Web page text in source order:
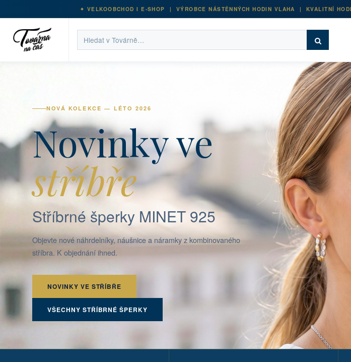
VELKOOBCHOD I E-SHOP | VÝROBCE NÁSTĚNNÝCH HODIN VLAHA | KVALITNÍ
NOVÁ KOLEKCE — LÉTO 2026
Novinky ve
stříbře
Stříbrné šperky MINET 925
Objevte nové náhrdelníky, náušnice a náramky z kombinovaného
stříbra. K objednání ihned.
NOVINKY VE STŘÍBŘE
VŠECHNY STŘÍBRNÉ ŠPERKY